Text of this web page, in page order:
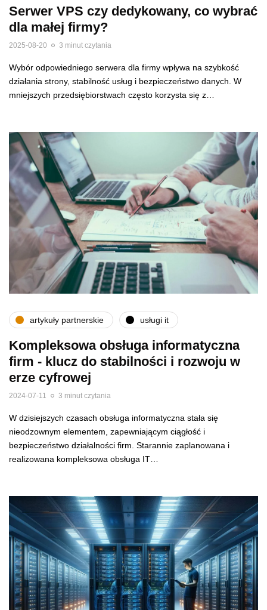
Serwer VPS czy dedykowany, co wybrać
dla małej firmy?
2025-08-20 3 minut czytania
Wybór odpowiedniego serwera dla firmy wpływa na szybkość
działania strony, stabilność usług i bezpieczeństwo danych. W
mniejszych przedsiębiorstwach często korzysta się z…
artykuły partnerskie usługi it
Kompleksowa obsługa informatyczna
firm - klucz do stabilności i rozwoju w
erze cyfrowej
2024-07-11 3 minut czytania
W dzisiejszych czasach obsługa informatyczna stała się
nieodzownym elementem, zapewniającym ciągłość i
bezpieczeństwo działalności firm. Starannie zaplanowana i
realizowana kompleksowa obsługa IT…